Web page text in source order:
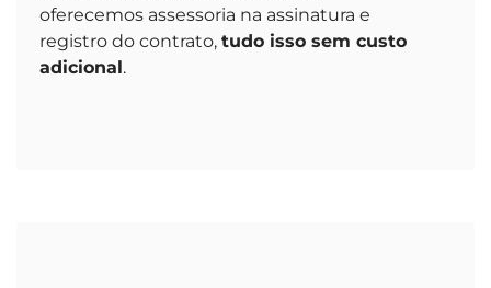
oferecemos assessoria na assinatura e
registro do contrato, tudo isso sem custo
adicional.